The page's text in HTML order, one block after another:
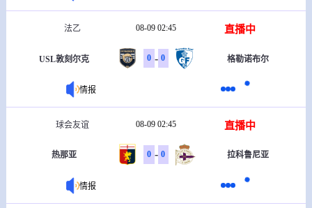
法乙 08-09 02:45 直播中
USL敦刻尔克 0 - 0 格勒诺布尔
情报
球会友谊 08-09 02:45 直播中
热那亚 0 - 0 拉科鲁尼亚
情报